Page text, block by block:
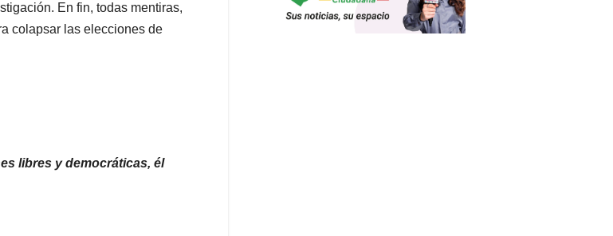
En fin, todas mentiras,
colapsar las elecciones de
libres y democráticas, él